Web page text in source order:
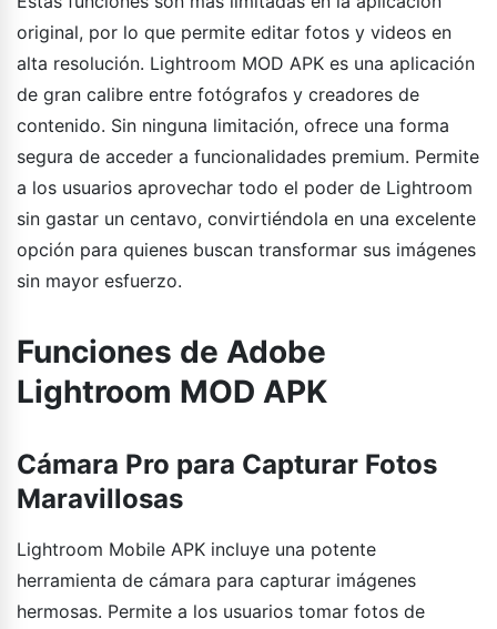
original, por lo que permite editar fotos y videos en
alta resolución. Lightroom MOD APK es una aplicación
de gran calibre entre fotógrafos y creadores de
contenido. Sin ninguna limitación, ofrece una forma
segura de acceder a funcionalidades premium. Permite
a los usuarios aprovechar todo el poder de Lightroom
sin gastar un centavo, convirtiéndola en una excelente
opción para quienes buscan transformar sus imágenes
sin mayor esfuerzo.
Funciones de Adobe
Lightroom MOD APK
Cámara Pro para Capturar Fotos
Maravillosas
Lightroom Mobile APK incluye una potente
herramienta de cámara para capturar imágenes
hermosas. Permite a los usuarios tomar fotos de